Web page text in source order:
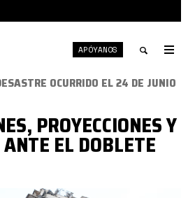
Toggle
APÓYANOS
OCURRIDO EL 24 DE JUNIO
PROYECCIONES Y
ANTE EL DOBLETE